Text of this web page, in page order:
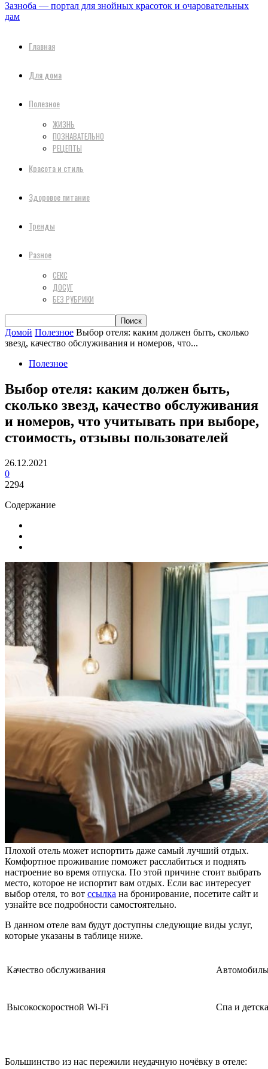
Зазноба — портал для знойных красоток и очаровательных
дам
Главная
Для дома
Полезное
ЖИЗНЬ
ПОЗНАВАТЕЛЬНО
РЕЦЕПТЫ
Красота и стиль
Здоровое питание
Тренды
Разное
СЕКС
ДОСУГ
БЕЗ РУБРИКИ
Домой Полезное Выбор отеля: каким должен быть, сколько
звезд, качество обслуживания и номеров, что...
Полезное
Выбор отеля: каким должен быть,
сколько звезд, качество обслуживания
и номеров, что учитывать при выборе,
стоимость, отзывы пользователей
26.12.2021
0
2294
Содержание
Плохой отель может испортить даже самый лучший отдых.
Комфортное проживание поможет расслабиться и поднять
настроение во время отпуска. По этой причине стоит выбрать
место, которое не испортит вам отдых. Если вас интересует
выбор отеля, то вот ссылка на бронирование, посетите сайт и
узнайте все подробности самостоятельно.
В данном отеле вам будут доступны следующие виды услуг,
которые указаны в таблице ниже.
Качество обслуживания
Высокоскоростной Wi-Fi Спа и
Большинство из нас пережили неудачную ночёвку в отеле: